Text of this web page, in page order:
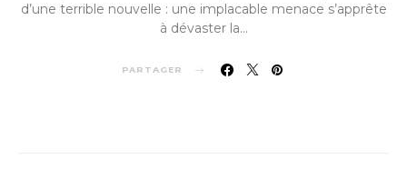
d’une terrible nouvelle : une implacable menace s’apprête
à dévaster la…
PARTAGER